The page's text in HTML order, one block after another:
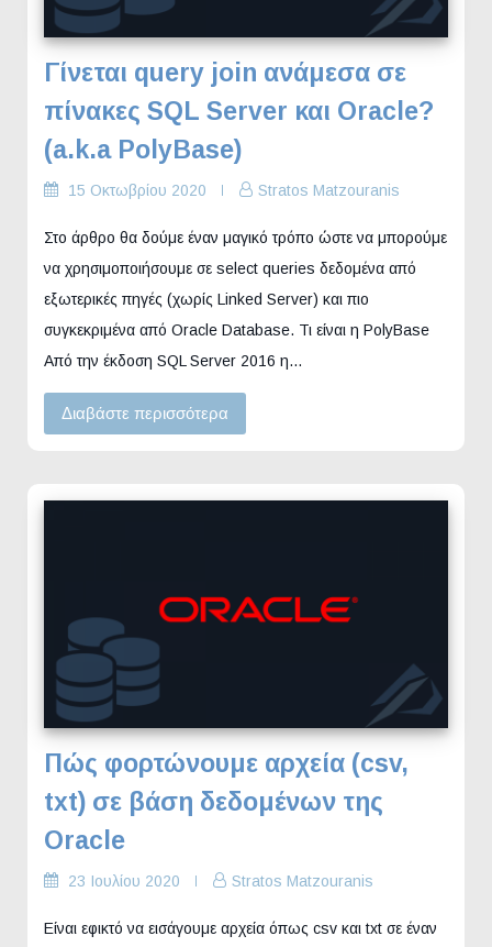
Γίνεται query join ανάμεσα σε
πίνακες SQL Server και Oracle?
(a.k.a PolyBase)
15 Οκτωβρίου 2020 Stratos Matzouranis
Στο άρθρο θα δούμε έναν μαγικό τρόπο ώστε να μπορούμε
να χρησιμοποιήσουμε σε select queries δεδομένα από
εξωτερικές πηγές (χωρίς Linked Server) και πιο
συγκεκριμένα από Oracle Database. Τι είναι η PolyBase
Από την έκδοση SQL Server 2016 η…
Διαβάστε περισσότερα
Πώς φορτώνουμε αρχεία (csv,
txt) σε βάση δεδομένων της
Oracle
23 Ιουλίου 2020 Stratos Matzouranis
Είναι εφικτό να εισάγουμε αρχεία όπως csv και txt σε έναν